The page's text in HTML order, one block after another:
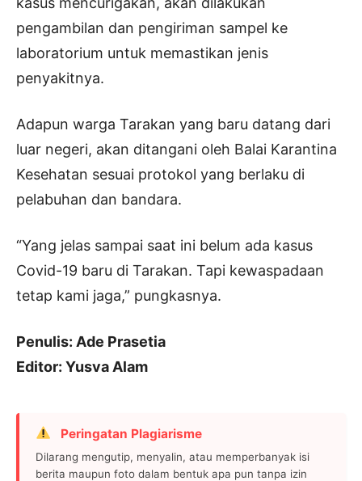
pengambilan dan pengiriman sampel ke
laboratorium untuk memastikan jenis
penyakitnya.
Adapun warga Tarakan yang baru datang dari
luar negeri, akan ditangani oleh Balai Karantina
Kesehatan sesuai protokol yang berlaku di
pelabuhan dan bandara.
“Yang jelas sampai saat ini belum ada kasus
Covid-19 baru di Tarakan. Tapi kewaspadaan
tetap kami jaga,” pungkasnya.
Penulis: Ade Prasetia
Editor: Yusva Alam
Peringatan Plagiarisme
Dilarang mengutip, menyalin, atau memperbanyak isi
berita maupun foto dalam bentuk apa pun tanpa izin